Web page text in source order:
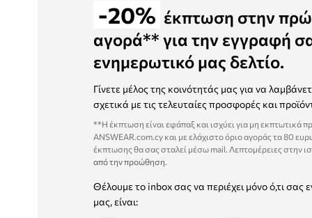
-20% έκπτωση στην
αγορά** για την εγγραφή
ενημερωτικό μας δελτίο.
Γίνετε μέλος της κοινότητάς μας για να
σχετικά με τις τελευταίες προσφορές και
**Η έκπτωση είναι εφάπαξ και ισχύει για μη εκπτωτικά
ANSWEAR.com.cy και με ελάχιστο όριο αγοράς τα 80
έκπτωσης θα σας σταλεί μέσω mail. Λεπτομέρειες στην
από την προώθηση.
Θέλουμε το inbox σας να περιέχει μόνο ό,τι σας
μας, είναι: